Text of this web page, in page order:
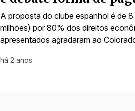
A proposta do clube espanhol é de
milhões) por 80% dos direitos
apresentados agradaram ao
há 2 anos